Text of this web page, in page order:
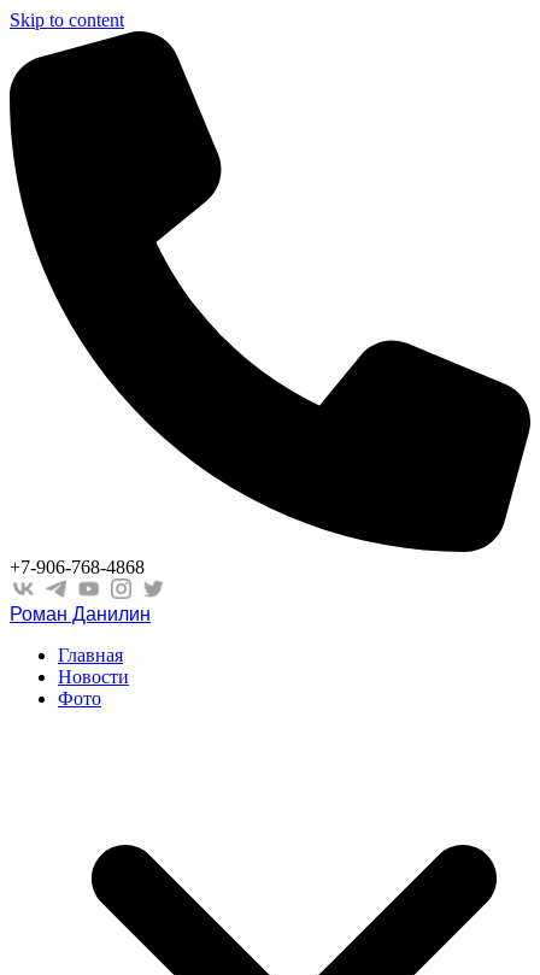
Skip to content
+7-906-768-4868
Роман Данилин
Главная
Новости
Фото